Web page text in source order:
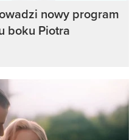
nowy program
boku Piotra